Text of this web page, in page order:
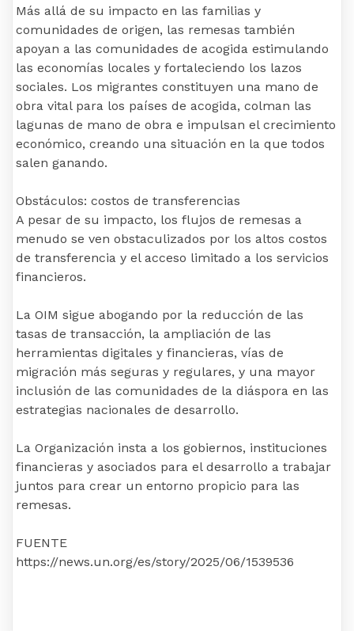
Más allá de su impacto en las familias y
comunidades de origen, las remesas también
apoyan a las comunidades de acogida estimulando
las economías locales y fortaleciendo los lazos
sociales. Los migrantes constituyen una mano de
obra vital para los países de acogida, colman las
lagunas de mano de obra e impulsan el crecimiento
económico, creando una situación en la que todos
salen ganando.
Obstáculos: costos de transferencias
A pesar de su impacto, los flujos de remesas a
menudo se ven obstaculizados por los altos costos
de transferencia y el acceso limitado a los servicios
financieros.
La OIM sigue abogando por la reducción de las
tasas de transacción, la ampliación de las
herramientas digitales y financieras, vías de
migración más seguras y regulares, y una mayor
inclusión de las comunidades de la diáspora en las
estrategias nacionales de desarrollo.
La Organización insta a los gobiernos, instituciones
financieras y asociados para el desarrollo a trabajar
juntos para crear un entorno propicio para las
remesas.
FUENTE
https://news.un.org/es/story/2025/06/1539536